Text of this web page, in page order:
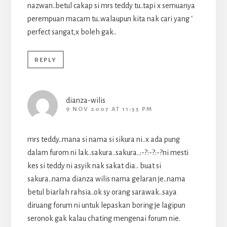
nazwan..betul cakap si mrs teddy tu..tapi x semuanya
perempuan macam tu..walaupun kita nak cari yang ‘
perfect sangat,x boleh gak..
REPLY
dianza-wilis
9 NOV 2007 AT 11:55 PM
mrs teddy..mana si nama si sikura ni..x ada pung
dalam furom ni lak..sakura..sakura..:-?:-?:-?ni mesti
kes si teddy ni asyik nak sakat dia.. buat si
sakura..nama dianza wilis nama gelaran je..nama
betul biarlah rahsia..ok sy orang sarawak..saya
diruang forum ni untuk lepaskan boring je lagipun
seronok gak kalau chating mengenai forum nie.